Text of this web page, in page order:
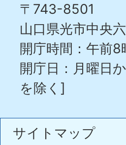
〒743-8501
山口県光市中央
開庁時間：午前
開庁日：月曜日
を除く]
サイトマップ